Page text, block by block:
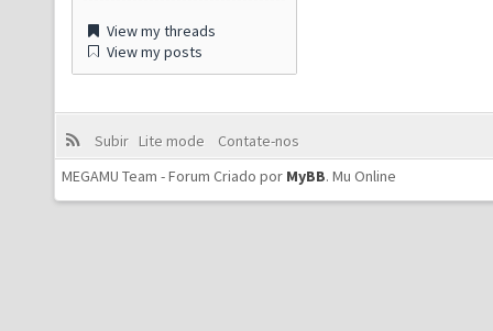
View my threads
View my posts
Subir Lite mode
Contate-nos
MEGAMU Team - Forum Criado por MyBB. Mu Online